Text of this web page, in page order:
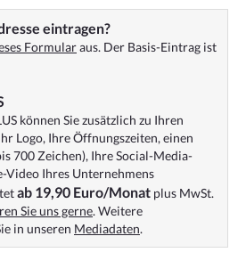
eintragen?
Formularaus. Der Basis-Eintrag ist
können Sie zusätzlich zu Ihren
Logo, Ihre Öffnungszeiten, einen
700 Zeichen), Ihre Social-Media-
Video Ihres Unternehmens
ab 19,90 Euro/Monat plus MwSt.
Sie uns gerne. Weitere
in unseren Mediadaten.